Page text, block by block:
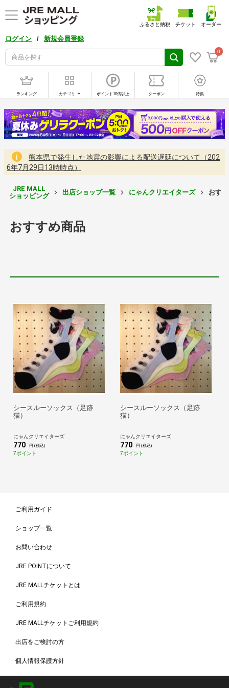
ログイン / 新規会員登録
0
ふるさと納税 チケット オーダー
ランキング カテゴリ ポイント10倍以上 クーポン 特集
熊本県で発生した地震の影響による配送遅延について（202
6年7月29日13時時点）
JRE MALL
ショッピング
出店ショップ一覧 にゃんクリエイターズ おす
おすすめ商品
シースルーソックス（足跡
猫）
にゃんクリエイターズ
770 円 (税込)
7ポイント
シースルーソックス（足跡
猫）
にゃんクリエイターズ
770 円 (税込)
7ポイント
ご利用ガイド
ショップ一覧
お問い合わせ
JRE POINTについて
JRE MALLチケットとは
ご利用規約
JRE MALLチケットご利用規約
出店をご検討の方
個人情報保護方針